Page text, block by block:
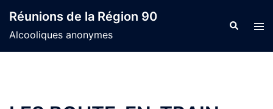
content
Réunions de la Région 90
Alcooliques anonymes
Search